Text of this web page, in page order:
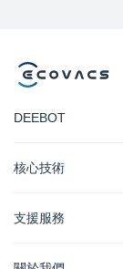
DEEBOT
核心技術
支援服務